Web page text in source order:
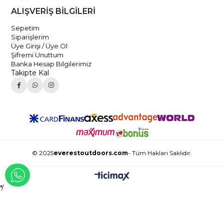
ALIŞVERİŞ BİLGİLERİ
Sepetim
Siparişlerim
Üye Girişi / Üye Ol
Şifremi Unuttum
Banka Hesap Bilgilerimiz
Takipte Kal
© 2025everestoutdoors.com- Tüm Hakları Saklıdır.
*/
WHATSAPP İLE İLETİŞİME GEÇ